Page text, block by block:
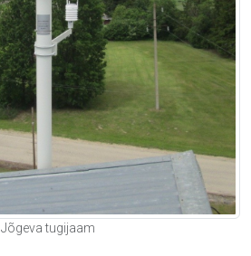
Jõgeva tugijaam